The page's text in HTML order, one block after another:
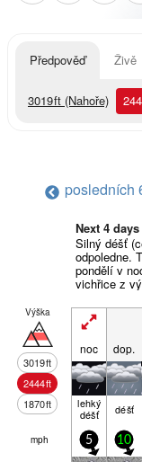
Předpověď Živě
3019ft (Nahoře)
posledních
Next 4
Silný déšť
odpoledne.
pondělí v
vichřice z
Výška
3019ft
2444ft
1870ft
noc dop.
lehký
déšť déšť
mph 5 10